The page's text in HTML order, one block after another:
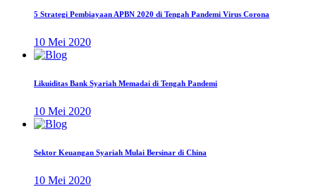
5 Strategi Pembiayaan APBN 2020 di Tengah Pandemi Virus Corona
10 Mei 2020
Likuiditas Bank Syariah Memadai di Tengah Pandemi
10 Mei 2020
Sektor Keuangan Syariah Mulai Bersinar di China
10 Mei 2020